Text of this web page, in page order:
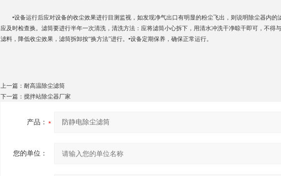
•设备运行后应对设备的收尘效果进行目测监视，如发现净气出口有明显的粉尘飞出，则说明除尘器内的
应及时检查换。滤筒要进行半年一次清洗，清洗方法：应将滤筒小心拆下，用清水冲洗干净晾干即可，不得
滤料，降低收尘效果，滤筒拆卸按“换方法”进行。•设备定期保养，确保正常运行。
上一篇： 耐高温除尘滤筒
下一篇： 搅拌站除尘器厂家
产品：
您的单位：